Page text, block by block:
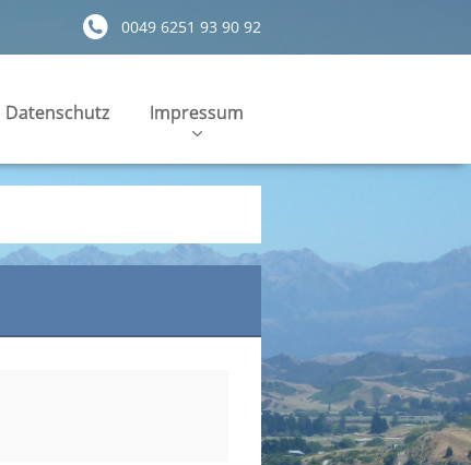
0049 6251 93 90 92
Datenschutz Impressum